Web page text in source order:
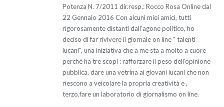
Potenza N. 7/2011 dir.resp.: Rocco Rosa Online dal
22 Gennaio 2016 Con alcuni miei amici, tutti
rigorosamente distanti dall'agone politico, ho
deciso di far rivivere il giornale on line " talenti
lucani", una iniziativa che a me sta a molto a cuore
perchè ha tre scopi : rafforzare il peso dell'opinione
pubblica, dare una vetrina ai giovani lucani che non
riescono a veicolare la propria creatività e ,
terzo,fare un laboratorio di giornalismo on line.